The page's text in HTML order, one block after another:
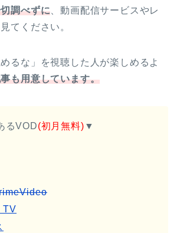
調べずに 、動画配信サービスやレ
てください。
るな」を視聴した人が楽しめるよ
も用意しています。
るVOD(初月無料) ▼
TV